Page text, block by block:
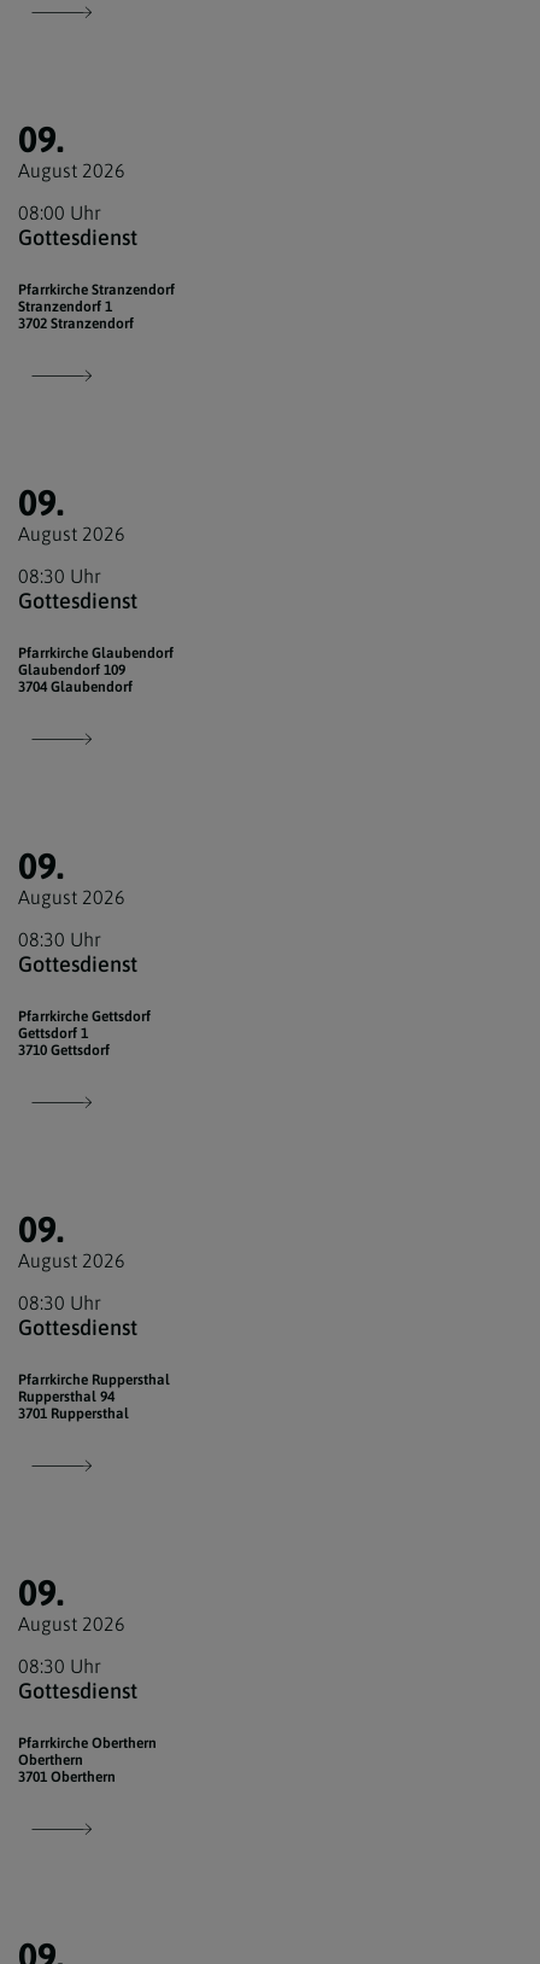
09.
August 2026
08:00 Uhr
Gottesdienst
Pfarrkirche Stranzendorf
Stranzendorf 1
3702 Stranzendorf
09.
August 2026
08:30 Uhr
Gottesdienst
Pfarrkirche Glaubendorf
Glaubendorf 109
3704 Glaubendorf
09.
August 2026
08:30 Uhr
Gottesdienst
Pfarrkirche Gettsdorf
Gettsdorf 1
3710 Gettsdorf
09.
August 2026
08:30 Uhr
Gottesdienst
Pfarrkirche Ruppersthal
Ruppersthal 94
3701 Ruppersthal
09.
August 2026
08:30 Uhr
Gottesdienst
Pfarrkirche Oberthern
Oberthern
3701 Oberthern